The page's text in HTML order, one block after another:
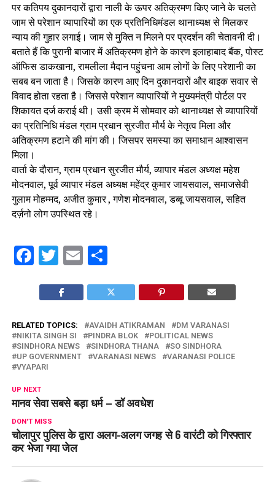
पर कतिपय दुकानदारों द्वारा नाली के ऊपर अतिक्रमण किए जाने के चलते
जाम से परेशान व्यापारियों का एक प्रतिनिधिमंडल थानाध्यक्ष से मिलकर
न्याय की गुहार लगाई। जाम से मुक्ति न मिलने पर प्रदर्शन की चेतावनी दी।
बताते हैं कि पुरानी बाजार में अतिक्रमण होने के कारण इलाहाबाद बैंक, पोस्ट
ऑफिस डाकखाना, रामलीला मैदान पहुंचना आम लोगों के लिए परेशानी का
सबब बन जाता है। जिसके कारण आए दिन दुकानदारों और बाइक सवार से
विवाद होता रहता है। जिससे परेशान व्यापारियों ने मुख्यमंत्री पोर्टल पर
शिकायत दर्ज कराई थी। उसी क्रम में सोमवार को थानाध्यक्ष से व्यापारियों
का प्रतिनिधि मंडल ग्राम प्रधान सुरजीत मौर्य के नेतृत्व मिला और
अतिक्रमण हटाने की मांग की। जिसपर समस्या का समाधान आश्वासन
मिला।
वार्ता के दौरान, ग्राम प्रधान सुरजीत मौर्य, व्यापार मंडल अध्यक्ष महेश
मोदनवाल, पूर्व व्यापार मंडल अध्यक्ष महेंद्र कुमार जायसवाल, समाजसेवी
गुलाम मोहम्मद, अजीत कुमार , गणेश मोदनवाल, डब्बू जायसवाल, सहित
दर्ज़नो लोग उपस्थित रहे।
Facebook
Twitter
EmailShare
RELATED TOPICS: AVAIDH ATIKRAMAN
DM VARANASI
NIKITA SINGH SI
PINDRA BLOK
POLITICAL NEWS
SINDHORA NEWS
SINDHORA THANA
SO SINDHORA
UP GOVERNMENT
VARANASI NEWS
VARANASI POLICE
VYAPARI
UP NEXT
मानव सेवा सबसे बड़ा धर्म – डॉ अवधेश
DON'T MISS
चोलापुर पुलिस के द्वारा अलग-अलग जगह से 6 वारंटी को गिरफ्तार
कर भेजा गया जेल